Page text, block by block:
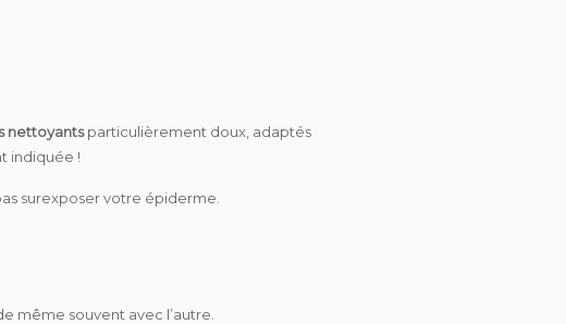
nettoyantsparticulièrement doux, adaptés
indiquée !
surexposer votre épiderme.
même souvent avec l’autre.